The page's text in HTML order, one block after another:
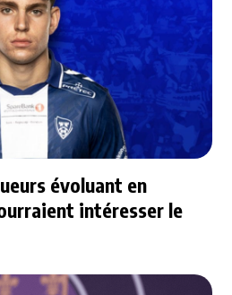
évoluant en
intéresser le